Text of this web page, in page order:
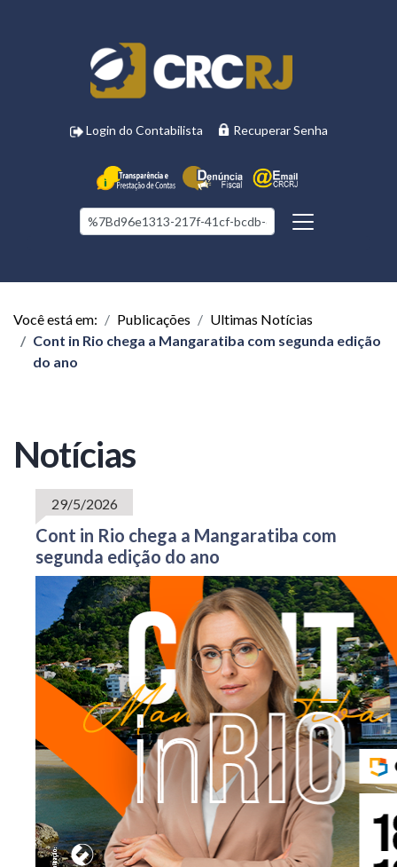
Login do Contabilista Recuperar Senha
Você está em: Publicações
Ultimas Notícias
Cont in Rio chega a Mangaratiba com segunda edição
do ano
Notícias
29/5/2026
Cont in Rio chega a Mangaratiba com
segunda edição do ano